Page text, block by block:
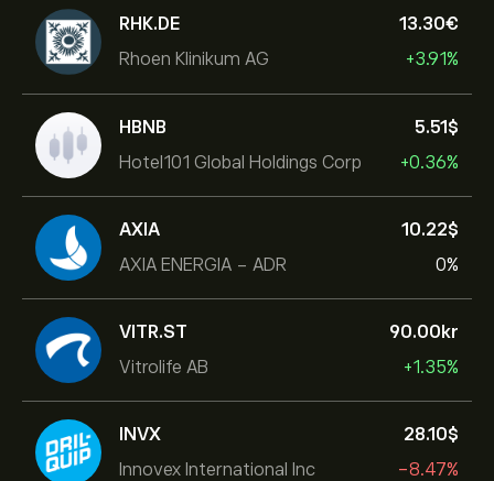
RHK.DE
Rhoen Klinikum AG
13.30‎€‎
+3.91%
HBNB
Hotel101 Global Holdings Corp
5.51‎$‎
+0.36%
AXIA
AXIA ENERGIA - ADR
10.22‎$‎
0%
VITR.ST
Vitrolife AB
90.00‎kr‎
+1.35%
INVX
Innovex International Inc
28.10‎$‎
-8.47%